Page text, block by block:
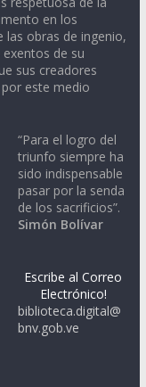
en los
las obras de ingenio,
de su
sus creadores
este medio
“Para el logro del
triunfo siempre ha
sido indispensable
pasar por la senda
de los sacrificios”.
Simón Bolívar
Escribe al Correo
Electrónico!
biblioteca.digital@
bnv.gob.ve